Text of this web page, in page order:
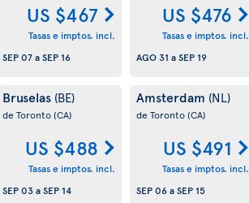
US $467
Tasas e imptos. incl.
SEP 07aSEP 16
US $476
Tasas e imptos. incl.
AGO 31 aSEP 19
Bruselas (BE)
de Toronto(CA)
US $488
Tasas e imptos. incl.
SEP 03aSEP 14
Amsterdam (NL)
de Toronto(CA)
US $491
Tasas e imptos. incl.
SEP 06aSEP 15